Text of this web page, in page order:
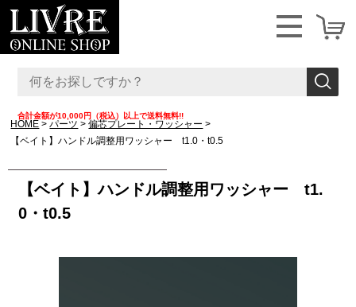
合計金額が10,000円（税込）以上で送料無料!!
HOME パーツ
偏芯プレート・ワッシャー
【ベイト】ハンドル調整用ワッシャー t1.0・t0.5
【ベイト】ハンドル調整用ワッシャー t1.
0・t0.5